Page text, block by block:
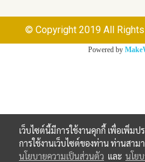
© Copyright 2019 All
Powered by
เว็บไซต์นี้มีการใช้งานคุกกี้ เพื่อเพิ่ม
การใช้งานเว็บไซต์ของท่าน ท่านสาม
นโยบายความเป็นส่วนตัว และ นโย